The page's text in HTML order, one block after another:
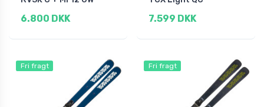
6.800 DKK 7.599 DKK
Fri fragt Fri fragt